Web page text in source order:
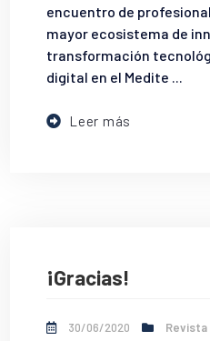
encuentro de
mayor ecosistema de
transformación
digital en el Medite ...
Leer más
¡Gracias!
30/06/2020 Revista